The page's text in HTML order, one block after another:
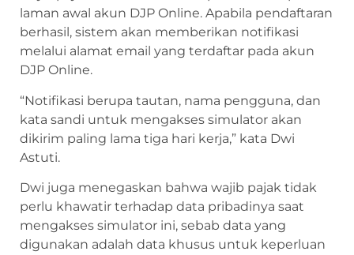
laman awal akun DJP Online. Apabila pendaftaran
berhasil, sistem akan memberikan notifikasi
melalui alamat email yang terdaftar pada akun
DJP Online.
“Notifikasi berupa tautan, nama pengguna, dan
kata sandi untuk mengakses simulator akan
dikirim paling lama tiga hari kerja,” kata Dwi
Astuti.
Dwi juga menegaskan bahwa wajib pajak tidak
perlu khawatir terhadap data pribadinya saat
mengakses simulator ini, sebab data yang
digunakan adalah data khusus untuk keperluan